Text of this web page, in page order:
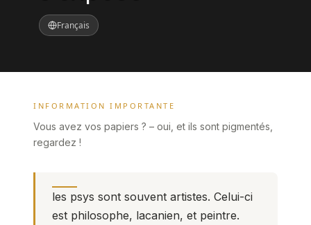
Français
INFORMATION IMPORTANTE
Vous avez vos papiers ? – oui, et ils sont pigmentés,
regardez !
les psys sont souvent artistes. Celui-ci
est philosophe, lacanien, et peintre.